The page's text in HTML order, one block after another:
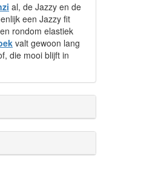
al, de Jazzy en de
een Jazzy fit
rondom elastiek
valt gewoon lang
die mooi blijft in